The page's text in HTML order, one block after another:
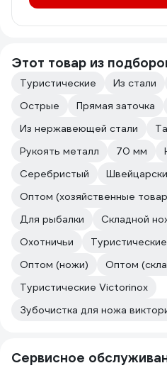
Этот товар из
Туристические Из стали
Острые
Прямая заточка
Из нержавеющей стали
Рукоять металл
70 мм
Серебристый
Оптом (хозяйственные
Для рыбалки
Складной
Охотничьи
Оптом (ножи)
Оптом
Туристические Victorinox
Зубочистка для ножа
Сервисное